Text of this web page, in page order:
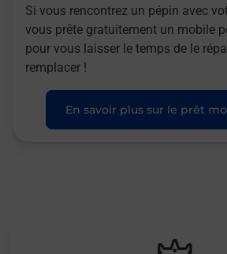
Si vous rencontrez un pépin avec
vous prête gratuitement un mobile
pour vous laisser le temps de le
remplacer !
En savoir plus sur le prêt